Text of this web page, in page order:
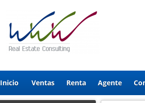
Inicio Ventas Renta Agente